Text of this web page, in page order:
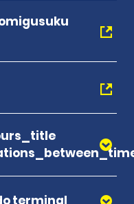
terminal